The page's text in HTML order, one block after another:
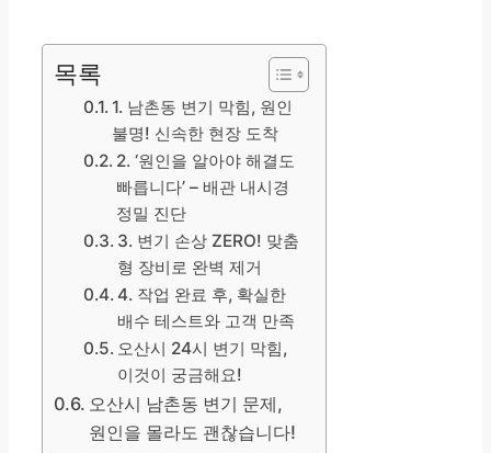
목록
1. 남촌동 변기 막힘, 원인
불명! 신속한 현장 도착
2. ‘원인을 알아야 해결도
빠릅니다’ – 배관 내시경
정밀 진단
3. 변기 손상 ZERO! 맞춤
형 장비로 완벽 제거
4. 작업 완료 후, 확실한
배수 테스트와 고객 만족
오산시 24시 변기 막힘,
이것이 궁금해요!
오산시 남촌동 변기 문제,
원인을 몰라도 괜찮습니다!